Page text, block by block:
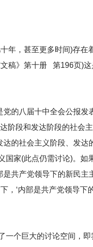
年，甚至更多时间)存在
稿》第十册 第196页)
的八届十中全会公报发
阶段和发达阶段的社会
的社会主义阶段、发达
国家(此点仍需讨论)。如
共产党领导下的新民主
，‘内部是共产党领导下
一个巨大的讨论空间，